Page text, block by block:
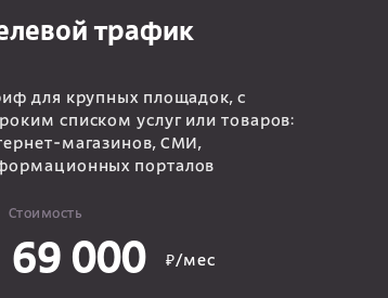
трафик
для крупных площадок, с
списком услуг или товаров:
магазинов, СМИ,
порталов
Стоимость
69 000 ₽/мес